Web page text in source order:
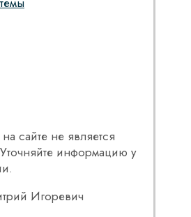
сайте не является
информацию у
Игоревич